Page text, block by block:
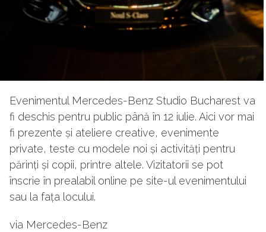
Evenimentul Mercedes-Benz Studio Bucharest va
fi deschis pentru public până în 12 iulie. Aici vor mai
fi prezente și ateliere creative, evenimente
private, teste cu modele noi și activități pentru
părinți și copii, printre altele. Vizitatorii se pot
înscrie în prealabil online pe site-ul evenimentului
sau la fața locului.
via Mercedes-Benz